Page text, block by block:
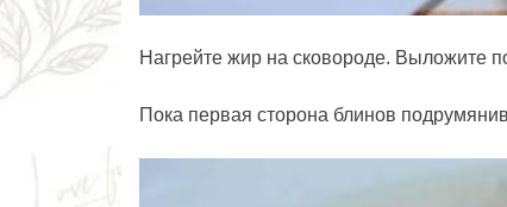
Нагрейте жир на сковороде. Выложите
Пока первая сторона блинов